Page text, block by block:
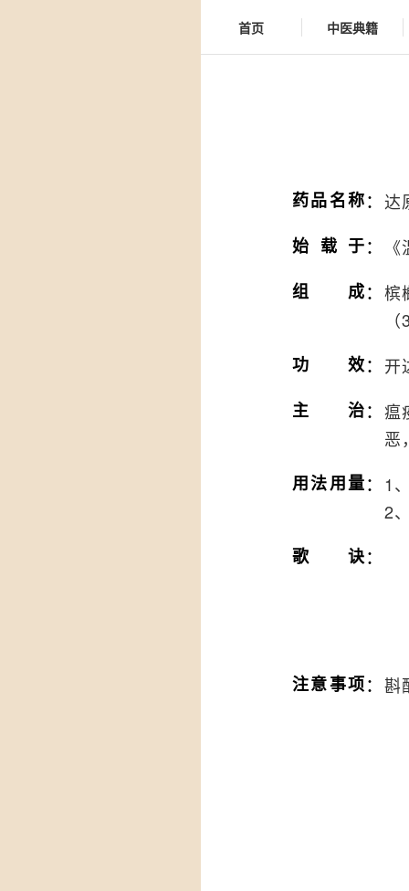
首页 中医典籍
药品名称： 达
始载于：
组成： 槟
功效： 开
主治： 瘟
恶
用法用量： 1
2
歌诀：
注意事项： 斟